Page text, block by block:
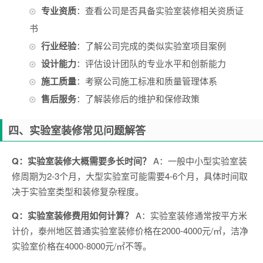
专业资质：查看公司是否具备实验室装修相关资质证
书
行业经验：了解公司完成的类似实验室项目案例
设计能力：评估设计团队的专业水平和创新能力
施工质量：考察公司施工标准和质量管理体系
售后服务：了解装修后的维护和保修政策
四、实验室装修常见问题解答
Q：实验室装修大概需要多长时间？ A：一般中小型实验室装
修周期为2-3个月，大型实验室可能需要4-6个月，具体时间取
决于实验室类型和装修复杂程度。
Q：实验室装修费用如何计算？ A：实验室装修通常按平方米
计价，泰州地区普通实验室装修价格在2000-4000元/㎡，洁净
实验室价格在4000-8000元/㎡不等。